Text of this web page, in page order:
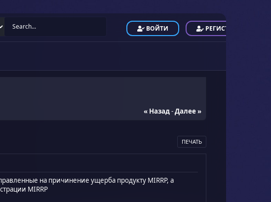
ВОЙТИ РЕГИСТРАЦИЯ
« Назад-Далее »
ПЕЧАТЬ
на причинение ущерба продукту MIRRP, а
MIRRP